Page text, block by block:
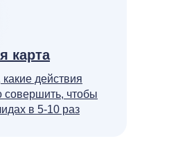
карта
действия
совершить, чтобы
в 5-10 раз